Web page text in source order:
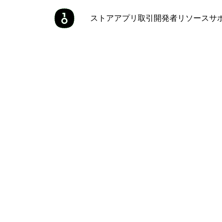
ストアアプリ 取引 開発者リソースサ